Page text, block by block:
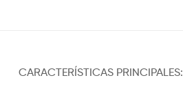
CARACTERÍSTICAS PRINCIPALES: